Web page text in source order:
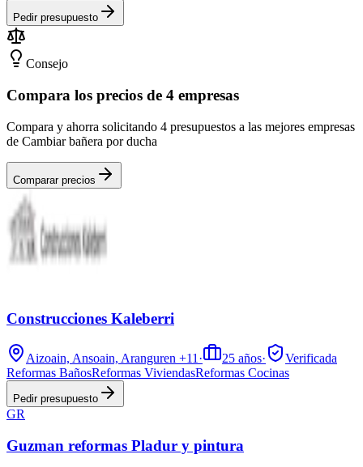
Pedir presupuesto
Consejo
Compara los precios de 4 empresas
Compara y ahorra solicitando 4 presupuestos a las mejores empresas
de Cambiar bañera por ducha
Comparar precios
Construcciones Kaleberri
Aizoain, Ansoain, Aranguren +11 · 25 años·
Verificada
Reformas BañosReformas ViviendasReformas Cocinas
Pedir presupuesto
GR
Guzman reformas Pladur y pintura